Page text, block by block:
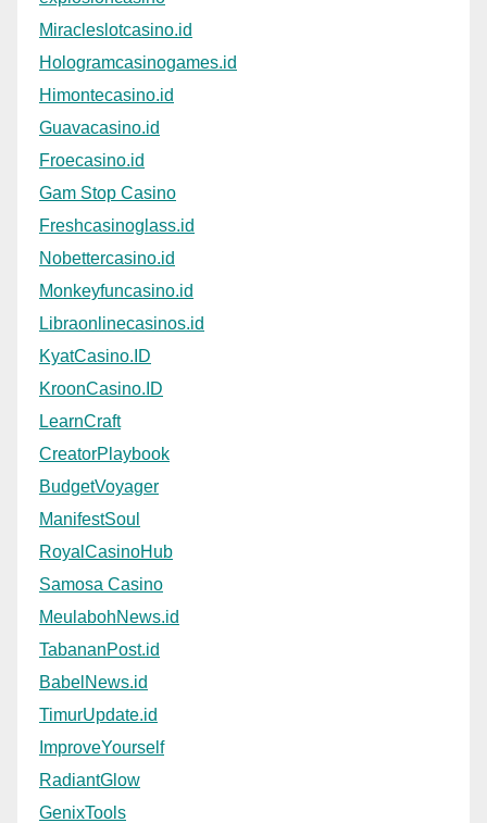
Miracleslotcasino.id
Hologramcasinogames.id
Himontecasino.id
Guavacasino.id
Froecasino.id
Gam Stop Casino
Freshcasinoglass.id
Nobettercasino.id
Monkeyfuncasino.id
Libraonlinecasinos.id
KyatCasino.ID
KroonCasino.ID
LearnCraft
CreatorPlaybook
BudgetVoyager
ManifestSoul
RoyalCasinoHub
Samosa Casino
MeulabohNews.id
TabananPost.id
BabelNews.id
TimurUpdate.id
ImproveYourself
RadiantGlow
GenixTools